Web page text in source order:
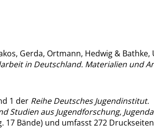
Gerda, Ortmann, Hedwig & Bathke,
in Deutschland. Materialien und
1 der Reihe Deutsches Jugendinstitut.
Studien aus Jugendforschung,
17 Bände) und umfasst 272